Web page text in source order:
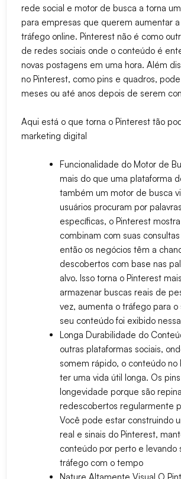
rede social e motor de busca a torna
para empresas que querem aumentar
tráfego online. Pinterest não é como
de redes sociais onde o conteúdo é
novas postagens em uma hora. Além
no Pinterest, como pins e quadros,
meses ou até anos depois de serem
Aqui está o que torna o Pinterest tão
marketing digital
Funcionalidade do Motor de
mais do que uma plataforma
também um motor de busca
usuários procuram por
específicas, o Pinterest
combinam com suas
então os negócios têm a
descobertos com base nas
alvo. Isso torna o Pinterest
armazenar buscas reais de
vez, aumenta o tráfego para o
seu conteúdo foi exibido
Longa Durabilidade do
outras plataformas sociais,
somem rápido, o conteúdo no
ter uma vida útil longa. Os
longevidade porque são
redescobertos regularmente
Você pode estar construindo
real e sinais do Pinterest,
conteúdo por perto e levando
tráfego com o tempo